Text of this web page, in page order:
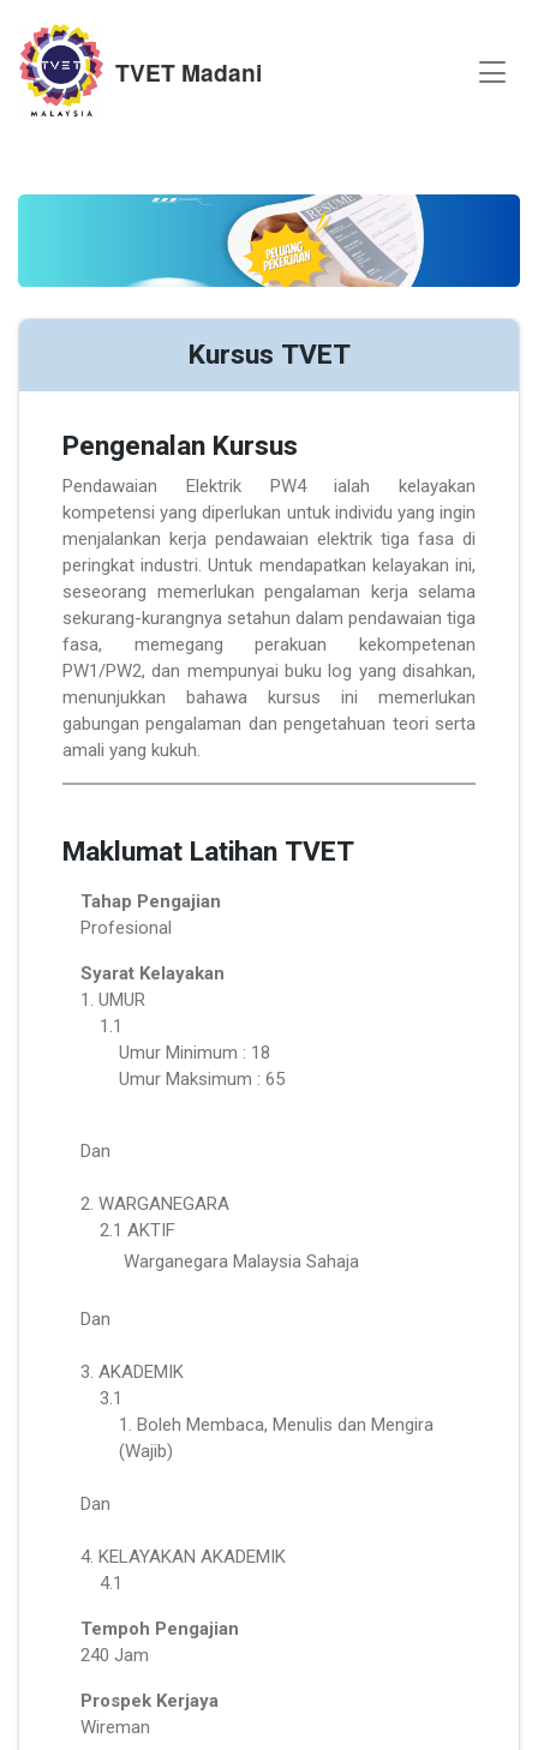
TVET Madani
Kursus TVET
Pengenalan Kursus
Pendawaian Elektrik PW4 ialah kelayakan
kompetensi yang diperlukan untuk individu yang ingin
menjalankan kerja pendawaian elektrik tiga fasa di
peringkat industri. Untuk mendapatkan kelayakan ini,
seseorang memerlukan pengalaman kerja selama
sekurang-kurangnya setahun dalam pendawaian tiga
fasa, memegang perakuan kekompetenan
PW1/PW2, dan mempunyai buku log yang disahkan,
menunjukkan bahawa kursus ini memerlukan
gabungan pengalaman dan pengetahuan teori serta
amali yang kukuh.
Maklumat Latihan TVET
Tahap Pengajian
Profesional
Syarat Kelayakan
1. UMUR
1.1
Umur Minimum : 18
Umur Maksimum : 65
Dan
2. WARGANEGARA
2.1 AKTIF
Warganegara Malaysia Sahaja
Dan
3. AKADEMIK
3.1
1. Boleh Membaca, Menulis dan Mengira
(Wajib)
Dan
4. KELAYAKAN AKADEMIK
4.1
Tempoh Pengajian
240 Jam
Prospek Kerjaya
Wireman